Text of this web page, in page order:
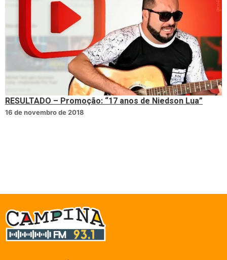
RESULTADO – Promoção: “17 anos de Niedson Lua”
16 de novembro de 2018